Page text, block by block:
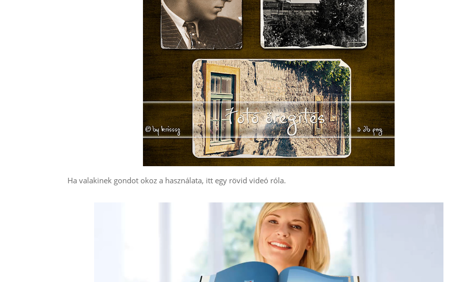
Ha valakinek gondot okoz a használata, itt egy rövid videó róla.